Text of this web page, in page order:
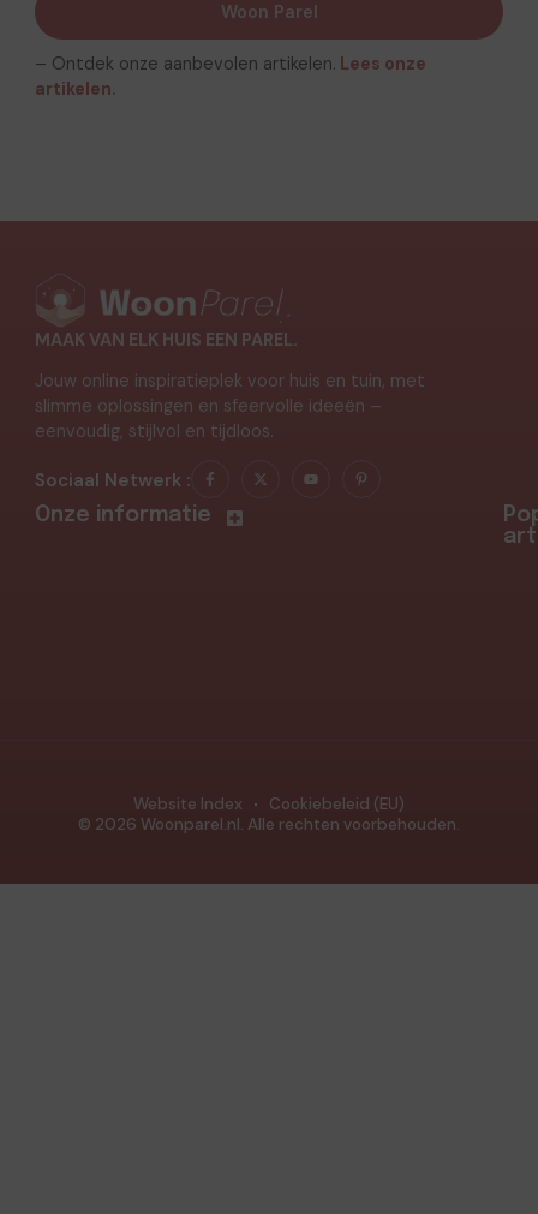
Woon Parel
– Ontdek onze aanbevolen artikelen. Lees onze
artikelen.
MAAK VAN ELK HUIS EEN PAREL.
Jouw online inspiratieplek voor huis en tuin, met
slimme oplossingen en sfeervolle ideeën –
eenvoudig, stijlvol en tijdloos.
Sociaal Netwerk :
Onze informatie
© 2026 Woonparel.nl. Alle rechten voorbehouden.
Website Index Cookiebeleid (EU)